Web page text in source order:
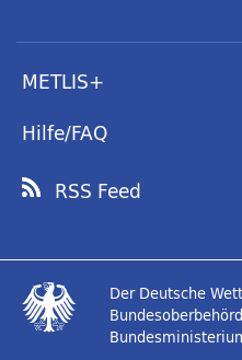
METLIS+
Hilfe/FAQ
RSS Feed
Der Deutsche